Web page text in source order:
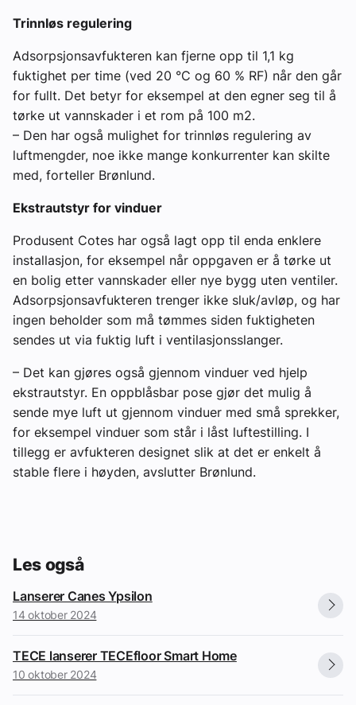
Trinnløs regulering
Adsorpsjonsavfukteren kan fjerne opp til 1,1 kg
fuktighet per time (ved 20 °C og 60 % RF) når den går
for fullt. Det betyr for eksempel at den egner seg til å
tørke ut vannskader i et rom på 100 m2.
– Den har også mulighet for trinnløs regulering av
luftmengder, noe ikke mange konkurrenter kan skilte
med, forteller Brønlund.
Ekstrautstyr for vinduer
Produsent Cotes har også lagt opp til enda enklere
installasjon, for eksempel når oppgaven er å tørke ut
en bolig etter vannskader eller nye bygg uten ventiler.
Adsorpsjonsavfukteren trenger ikke sluk/avløp, og har
ingen beholder som må tømmes siden fuktigheten
sendes ut via fuktig luft i ventilasjonsslanger.
– Det kan gjøres også gjennom vinduer ved hjelp
ekstrautstyr. En oppblåsbar pose gjør det mulig å
sende mye luft ut gjennom vinduer med små sprekker,
for eksempel vinduer som står i låst luftestilling. I
tillegg er avfukteren designet slik at det er enkelt å
stable flere i høyden, avslutter Brønlund.
Les også
Lanserer Canes Ypsilon
14 oktober 2024
TECE lanserer TECEfloor Smart Home
10 oktober 2024